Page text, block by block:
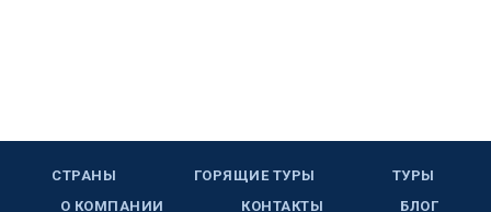
СТРАНЫ ГОРЯЩИЕ ТУРЫ
ТУРЫ
О КОМПАНИИ
КОНТАКТЫ БЛОГ